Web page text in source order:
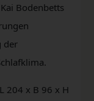
Bodenbetts
der
204 x B 96 x H